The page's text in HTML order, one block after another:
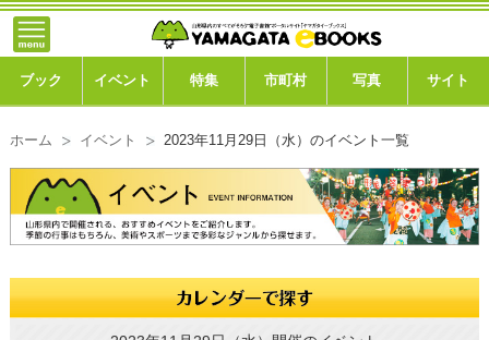
ブック イベント 特集 市町村 写真 サイト
ホーム イベント 2023年11月29日（水）のイベント一覧
トップ
ブック
特集
市町村
写真ギャラリー